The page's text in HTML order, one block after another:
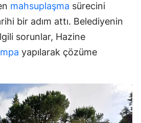
mahsuplaşma sürecini
bir adım attı. Belediyenin
sorunlar, Hazine
yapılarak çözüme